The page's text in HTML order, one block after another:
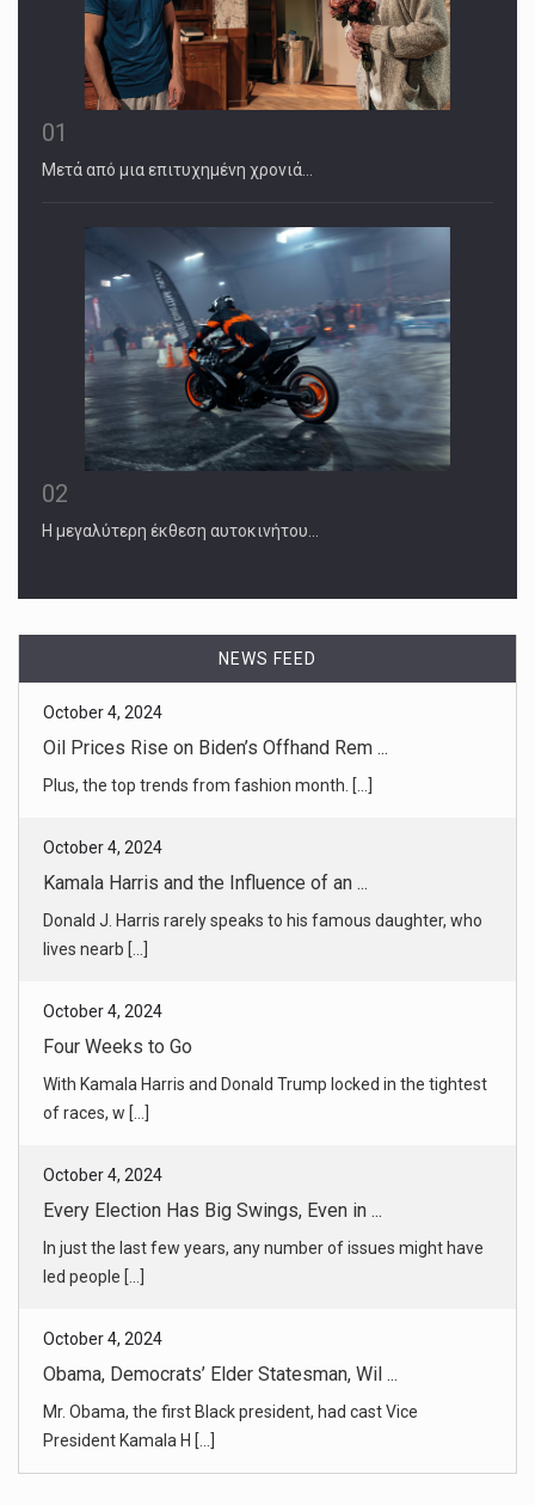
01
Μετά από μια επιτυχημένη χρονιά…
02
Η μεγαλύτερη έκθεση αυτοκινήτου…
NEWS FEED
Plus, the top trends from fashion month. [...]
October 4, 2024
Kamala Harris and the Influence of an ...
Donald J. Harris rarely speaks to his famous daughter, who
October 4, 2024
Four Weeks to Go
With Kamala Harris and Donald Trump locked in the tightest
October 4, 2024
Every Election Has Big Swings, Even in ...
In just the last few years, any number of issues might have
October 4, 2024
Obama, Democrats’ Elder Statesman, Wil ...
Mr. Obama, the first Black president, had cast Vice
October 4, 2024
As America’s Marijuana Use Grows, So D ...
The drug, legal in much of the country, is widely seen as
nonaddictive [...]